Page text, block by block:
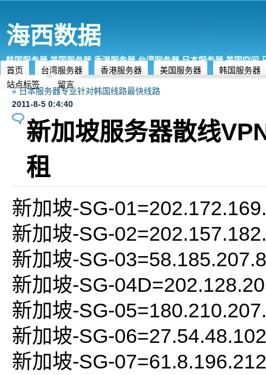
海西数据
韩国服务器,美国服务器,香港服务器,台湾服务器,日本服务器,美国空间
首页
台湾服务器 香港服务器 美国服务器
韩国服务器
站点标签
留言
« 日本服务器专业针对韩国线路最快线路
2011-8-5 0:4:40
新加坡服务器散线
租
新加坡-SG-
新加坡-SG-
新加坡-SG-
新加坡-SG-
新加坡-SG-
新加坡-SG-06=27.54.48.102
新加坡-SG-07=61.8.196.212